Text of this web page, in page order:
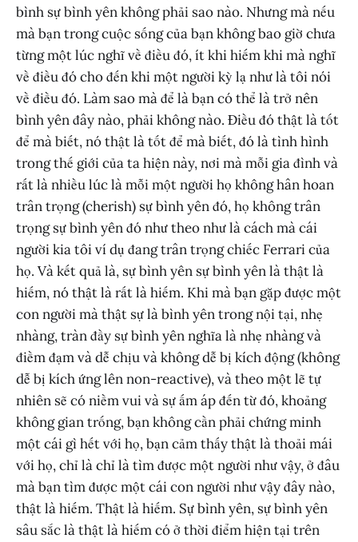
bình sự bình yên không phải sao nào. Nhưng mà nếu
mà bạn trong cuộc sống của bạn không bao giờ chưa
từng một lúc nghĩ về điều đó, ít khi hiếm khi mà nghĩ
về điều đó cho đến khi một người kỳ lạ như là tôi nói
về điều đó. Làm sao mà để là bạn có thể là trở nên
bình yên đây nào, phải không nào. Điều đó thật là tốt
để mà biết, nó thật là tốt để mà biết, đó là tình hình
trong thế giới của ta hiện này, nơi mà mỗi gia đình và
rất là nhiều lúc là mỗi một người họ không hân hoan
trân trọng (cherish) sự bình yên đó, họ không trân
trọng sự bình yên đó như theo như là cách mà cái
người kia tôi ví dụ đang trân trọng chiếc Ferrari của
họ. Và kết quả là, sự bình yên sự bình yên là thật là
hiếm, nó thật là rất là hiếm. Khi mà bạn gặp được một
con người mà thật sự là bình yên trong nội tại, nhẹ
nhàng, tràn đầy sự bình yên nghĩa là nhẹ nhàng và
điềm đạm và dễ chịu và không dễ bị kích động (không
dễ bị kích ứng lên non-reactive), và theo một lẽ tự
nhiên sẽ có niềm vui và sự ấm áp đến từ đó, khoảng
không gian trống, bạn không cần phải chứng minh
một cái gì hết với họ, bạn cảm thấy thật là thoải mái
với họ, chỉ là chỉ là tìm được một người như vậy, ở đâu
mà bạn tìm được một cái con người như vậy đây nào,
thật là hiếm. Thật là hiếm. Sự bình yên, sự bình yên
sâu sắc là thật là hiếm có ở thời điểm hiện tại trên